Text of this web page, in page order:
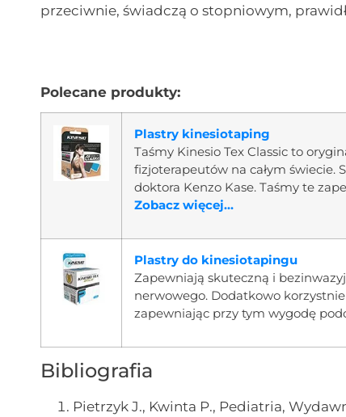
przeciwnie, świadczą o stopniowym,
Polecane produkty:
Plastry kinesiotaping
Taśmy Kinesio Tex Classic to
fizjoterapeutów na całym świecie.
doktora Kenzo Kase. Taśmy te
Zobacz więcej...
Plastry do kinesiotapingu
Zapewniają skuteczną i
nerwowego. Dodatkowo
zapewniając przy tym wygodę
Bibliografia
Pietrzyk J., Kwinta P., Pediatria,